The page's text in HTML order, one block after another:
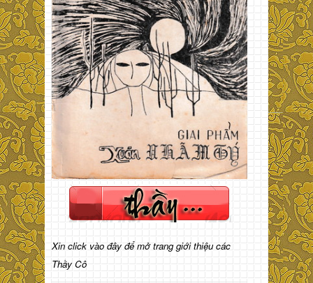
Xin click vào đây để mở trang giới thiệu các
Thầy Cô